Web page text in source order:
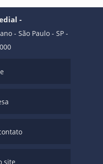
-
- São Paulo - SP -
site